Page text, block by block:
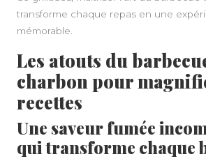
transforme chaque repas en une
mémorable.
Les atouts du
charbon pour
recettes
Une saveur fumée
qui transforme chaque